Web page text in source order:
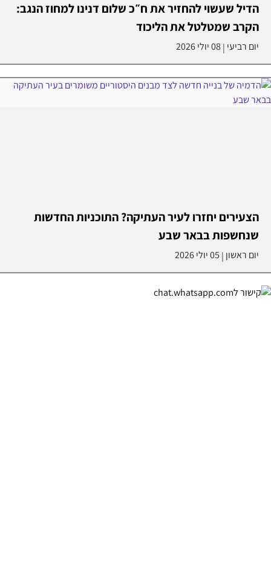
הדיל שעשוי להחזיר את ח״כ שלום דנינו למחוז הנגב:
הקרב שמטלטל את הליכוד
יום רביעי |08 יולי 2026
הצעירים יחזרו לעיר העתיקה? התוכניות החדשות
שנחשפות בבאר שבע
יום ראשון | 05 יולי 2026